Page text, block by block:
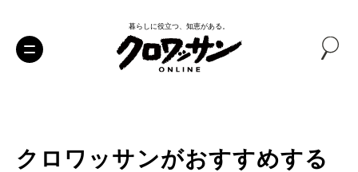
暮らしに役立つ、知恵がある。
クロワッサンがおすすめする